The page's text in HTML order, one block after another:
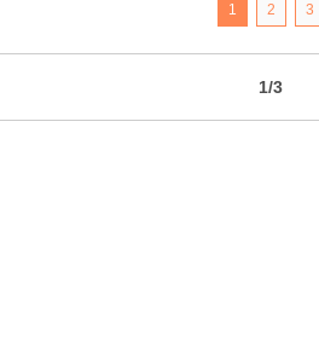
1 2 3
1/3